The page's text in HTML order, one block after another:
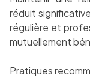
réduit
régulière et
mutuellement
Pratiques